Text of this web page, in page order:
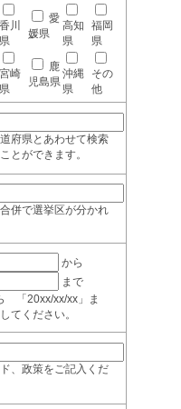
香川
県
愛
媛県
高知
県
福岡
県
宮崎
県
鹿
児島県
沖縄
県
その
他
府県とあわせて検索
とができます。
併で選挙区が分かれ
から
まで
「20xx/xx/xx」ま
てください。
、政策をご記入くだ